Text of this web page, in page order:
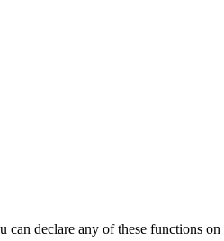
declare any of these functions